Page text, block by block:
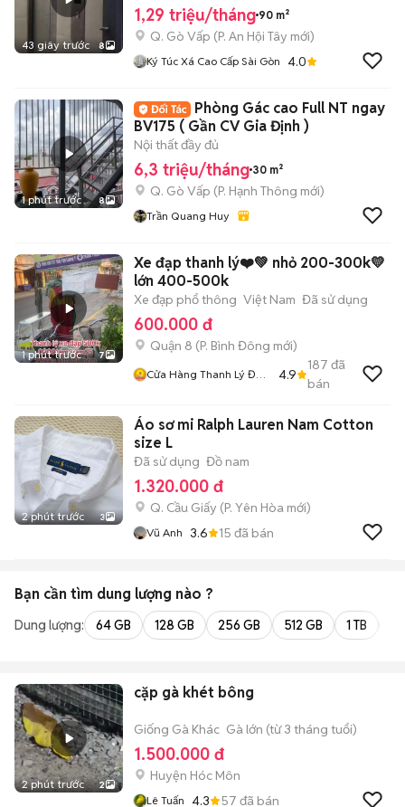
43 giây trước 8
1,29 triệu/tháng 90 m²
Q. Gò Vấp (P. An Hội Tây mới)
Ký Túc Xá Cao Cấp Sài Gòn 4.0
1 phút trước 8
Phòng Gác cao Full NT ngay
BV175 ( Gần CV Gia Định )
Nội thất đầy đủ
6,3 triệu/tháng 30 m²
Q. Gò Vấp (P. Hạnh Thông mới)
Trần Quang Huy
1 phút trước 7
Xe đạp thanh lý❤️💚 nhỏ 200-300k💛
lớn 400-500k
Xe đạp phổ thông Việt Nam Đã sử dụng
600.000 đ
Quận 8 (P. Bình Đông mới)
Cửa Hàng Thanh Lý Đồ
4.9
187 đã
bán
2 phút trước 3
Áo sơ mi Ralph Lauren Nam Cotton
size L
Đã sử dụng Đồ nam
1.320.000 đ
Q. Cầu Giấy (P. Yên Hòa mới)
Vũ Anh 3.6 15 đã bán
Bạn cần tìm dung lượng nào ?
Dung lượng: 64 GB 128 GB 256 GB 512 GB 1 TB
2 phút trước 2
cặp gà khét bông
Giống Gà Khác Gà lớn (từ 3 tháng tuổi)
1.500.000 đ
Huyện Hóc Môn
Lê Tuấn 4.3 57 đã bán